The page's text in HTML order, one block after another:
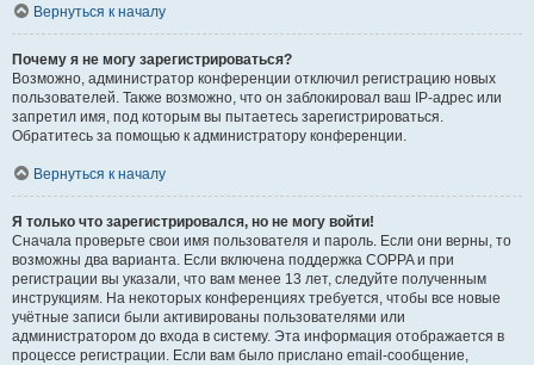
Вернуться к началу
Почему я не могу зарегистрироваться?
Возможно, администратор конференции отключил регистрацию новых
пользователей. Также возможно, что он заблокировал ваш IP-адрес или
запретил имя, под которым вы пытаетесь зарегистрироваться.
Обратитесь за помощью к администратору конференции.
Вернуться к началу
Я только что зарегистрировался, но не могу войти!
Сначала проверьте свои имя пользователя и пароль. Если они верны, то
возможны два варианта. Если включена поддержка COPPA и при
регистрации вы указали, что вам менее 13 лет, следуйте полученным
инструкциям. На некоторых конференциях требуется, чтобы все новые
учётные записи были активированы пользователями или
администратором до входа в систему. Эта информация отображается в
процессе регистрации. Если вам было прислано email-сообщение,